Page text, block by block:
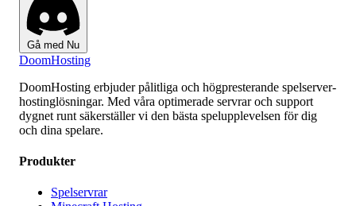
Gå med Nu
DoomHosting
DoomHosting erbjuder pålitliga och högpresterande spelserver-
hostinglösningar. Med våra optimerade servrar och support
dygnet runt säkerställer vi den bästa spelupplevelsen för dig
och dina spelare.
Produkter
Spelservrar